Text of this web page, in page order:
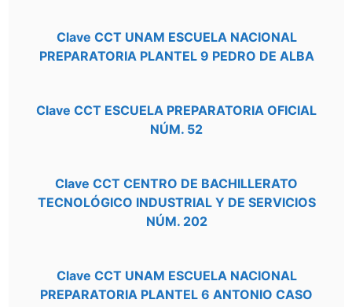
Clave CCT UNAM ESCUELA NACIONAL
PREPARATORIA PLANTEL 9 PEDRO DE ALBA
Clave CCT ESCUELA PREPARATORIA OFICIAL
NÚM. 52
Clave CCT CENTRO DE BACHILLERATO
TECNOLÓGICO INDUSTRIAL Y DE SERVICIOS
NÚM. 202
Clave CCT UNAM ESCUELA NACIONAL
PREPARATORIA PLANTEL 6 ANTONIO CASO